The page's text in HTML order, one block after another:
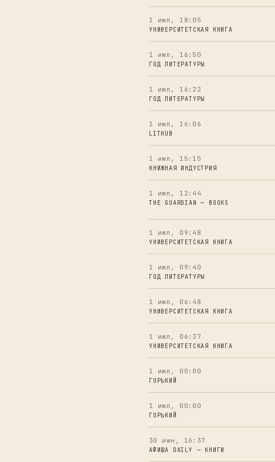
1 июл, 18:05
УНИВЕРСИТЕТСКАЯ КНИГА
1 июл, 16:50
ГОД ЛИТЕРАТУРЫ
1 июл, 16:22
ГОД ЛИТЕРАТУРЫ
1 июл, 16:06
LITHUB
1 июл, 15:15
КНИЖНАЯ ИНДУСТРИЯ
1 июл, 12:44
THE GUARDIAN — BOOKS
1 июл, 09:48
УНИВЕРСИТЕТСКАЯ КНИГА
1 июл, 09:40
ГОД ЛИТЕРАТУРЫ
1 июл, 06:48
УНИВЕРСИТЕТСКАЯ КНИГА
1 июл, 06:37
УНИВЕРСИТЕТСКАЯ КНИГА
1 июл, 00:00
ГОРЬКИЙ
1 июл, 00:00
ГОРЬКИЙ
30 июн, 16:37
АФИША DAILY — КНИГИ